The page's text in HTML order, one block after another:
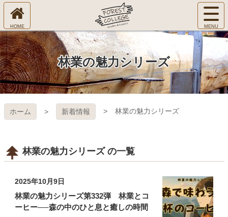
コ
テ
ン
ツ
本
文
へ
ス
プ
林業の魅力シリーズ
ホーム 新着情報 林業の魅力シリーズ
林業の魅力シリーズ の一覧
2025年10月9日
林業の魅力シリーズ第332弾 林業とコ
ーヒー──森の中のひと息と癒しの時間
㈱Ｆ
ＯＲ
ＥＳ
Ｔ Ｃ
ＬＥ
ホ
ー
ム
へ
サ
イ
ト
ュ
ー
を
開